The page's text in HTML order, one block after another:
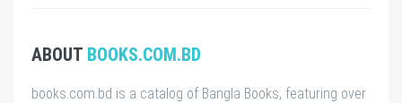
ABOUT BOOKS.COM.BD
books.com.bd is a catalog of Bangla Books, featuring over